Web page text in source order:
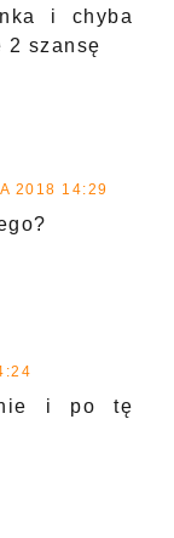
i chyba
2 szansę
2018 14:29
i po tę